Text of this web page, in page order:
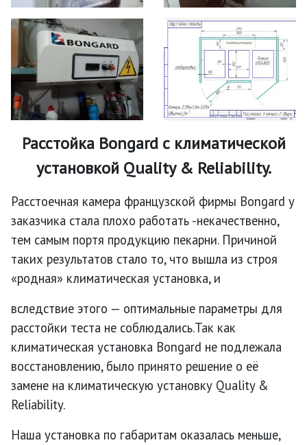
Расстойка Bongard с климатической
установкой Quality & Reliability.
Расстоечная камера французской фирмы Bongard у
заказчика стала плохо работать -некачественно,
тем самым портя продукцию пекарни. Причиной
таких результатов стало то, что вышла из строя
«родная» климатическая установка, и
вследствие этого — оптимальные параметры для
расстойки теста не соблюдались.Так как
климатическая установка Bongard не подлежала
восстановлению, было принято решение о её
замене на климатическую установку Quality &
Reliability.
Наша установка по габаритам оказалась меньше,